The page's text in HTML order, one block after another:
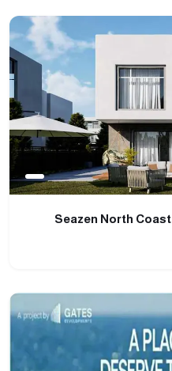
قرية سيزن الساحل الشمالي | Seazen North Coast